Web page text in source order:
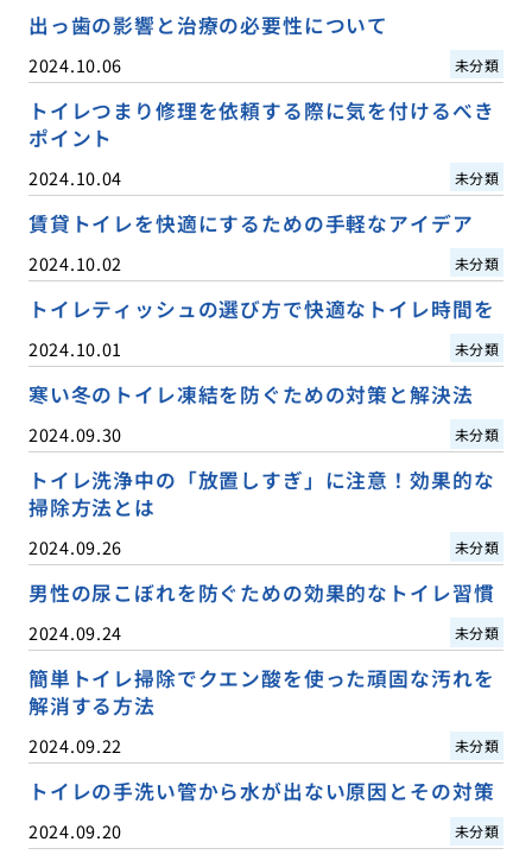
出っ歯の影響と治療の必要性について
2024.10.06 未分類
トイレつまり修理を依頼する際に気を付けるべき
ポイント
2024.10.04 未分類
賃貸トイレを快適にするための手軽なアイデア
2024.10.02 未分類
トイレティッシュの選び方で快適なトイレ時間を
2024.10.01 未分類
寒い冬のトイレ凍結を防ぐための対策と解決法
2024.09.30 未分類
トイレ洗浄中の「放置しすぎ」に注意！効果的な
掃除方法とは
2024.09.26 未分類
男性の尿こぼれを防ぐための効果的なトイレ習慣
2024.09.24 未分類
簡単トイレ掃除でクエン酸を使った頑固な汚れを
解消する方法
2024.09.22 未分類
トイレの手洗い管から水が出ない原因とその対策
2024.09.20 未分類